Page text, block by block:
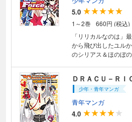
5.0
1～2巻
660円 (税込)
「リリカルなのは」
から飛び出したユル
のシリアス＆ほのぼ
ＤＲＡＣＵ－Ｒ
少年・青年マンガ
青年マンガ
4.0